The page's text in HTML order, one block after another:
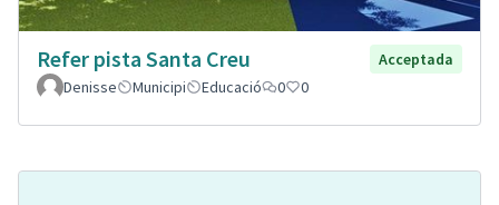
Refer pista Santa Creu
Acceptada
Denisse
Municipi Educació 0 0